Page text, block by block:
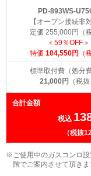
PD-893WS-
【オーブン接続非
定価 255,000円（税
＜59％OFF＞
特価 104,550円 （
標準取付費（処分費
21,000円 （税抜
合計金額
税込
（税抜
※ご使用中のガスコンロ
階でご案内させて頂きま